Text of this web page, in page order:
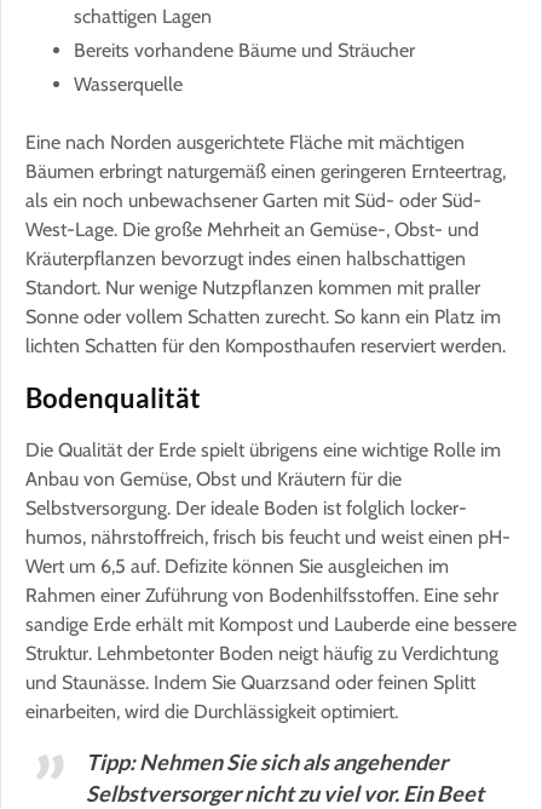
schattigen Lagen
Bereits vorhandene Bäume und Sträucher
Wasserquelle
Eine nach Norden ausgerichtete Fläche mit mächtigen
Bäumen erbringt naturgemäß einen geringeren Ernteertrag,
als ein noch unbewachsener Garten mit Süd- oder Süd-
West-Lage. Die große Mehrheit an Gemüse-, Obst- und
Kräuterpflanzen bevorzugt indes einen halbschattigen
Standort. Nur wenige Nutzpflanzen kommen mit praller
Sonne oder vollem Schatten zurecht. So kann ein Platz im
lichten Schatten für den Komposthaufen reserviert werden.
Bodenqualität
Die Qualität der Erde spielt übrigens eine wichtige Rolle im
Anbau von Gemüse, Obst und Kräutern für die
Selbstversorgung. Der ideale Boden ist folglich locker-
humos, nährstoffreich, frisch bis feucht und weist einen pH-
Wert um 6,5 auf. Defizite können Sie ausgleichen im
Rahmen einer Zuführung von Bodenhilfsstoffen. Eine sehr
sandige Erde erhält mit Kompost und Lauberde eine bessere
Struktur. Lehmbetonter Boden neigt häufig zu Verdichtung
und Staunässe. Indem Sie Quarzsand oder feinen Splitt
einarbeiten, wird die Durchlässigkeit optimiert.
Tipp: Nehmen Sie sich als angehender
Selbstversorger nicht zu viel vor. Ein Beet